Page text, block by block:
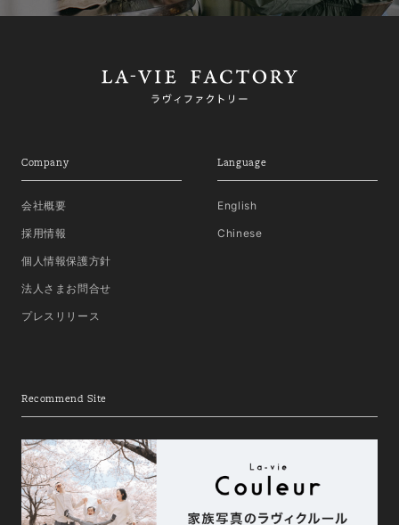
Company
会社概要
採用情報
個人情報保護方針
法人さまお問合せ
プレスリリース
Language
English
Chinese
Recommend Site